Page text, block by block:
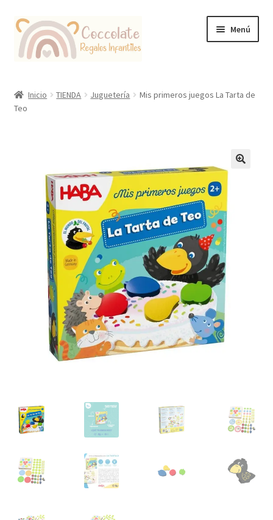
Ir
la
Ir
contenido
Menú
Coccolate Puericultura y Juguetería Educativa
Inicio TIENDA Juguetería
Mis primeros juegos La Tarta de
Teo